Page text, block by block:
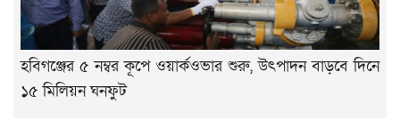
হবিগঞ্জের ৫ নম্বর কূপে ওয়ার্কওভার শুরু, উৎপাদন বাড়বে দিনে
১৫ মিলিয়ন ঘনফুট